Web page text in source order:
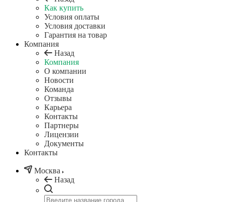
Как купить
Условия оплаты
Условия доставки
Гарантия на товар
Компания
Назад
Компания
О компании
Новости
Команда
Отзывы
Карьера
Контакты
Партнеры
Лицензии
Документы
Контакты
Москва
Назад